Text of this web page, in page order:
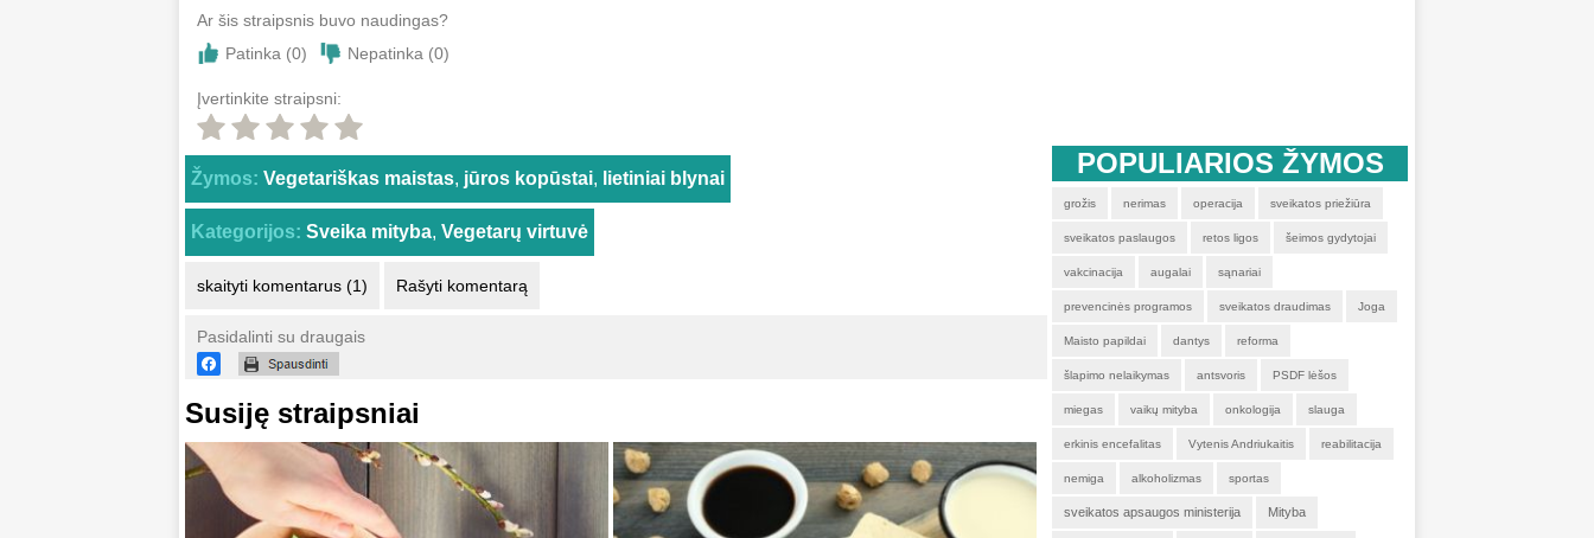
Ar šis straipsnis buvo naudingas?
Patinka (0) Nepatinka (0)
Įvertinkite straipsni:
Žymos: Vegetariškas maistas, jūros kopūstai, lietiniai blynai
Kategorijos: Sveika mityba, Vegetarų virtuvė
skaityti komentarus (1) Rašyti komentarą
Pasidalinti su draugais
Susiję straipsniai
POPULIARIOS ŽYMOS
grožis nerimas operacija sveikatos priežiūra
sveikatos paslaugos retos ligos šeimos gydytojai
vakcinacija augalai sąnariai
prevencinės programos sveikatos draudimas Joga
Maisto papildai dantys reforma
šlapimo nelaikymas antsvoris PSDF lėšos
miegas vaikų mityba onkologija slauga
erkinis encefalitas Vytenis Andriukaitis reabilitacija
nemiga alkoholizmas sportas
sveikatos apsaugos ministerija Mityba